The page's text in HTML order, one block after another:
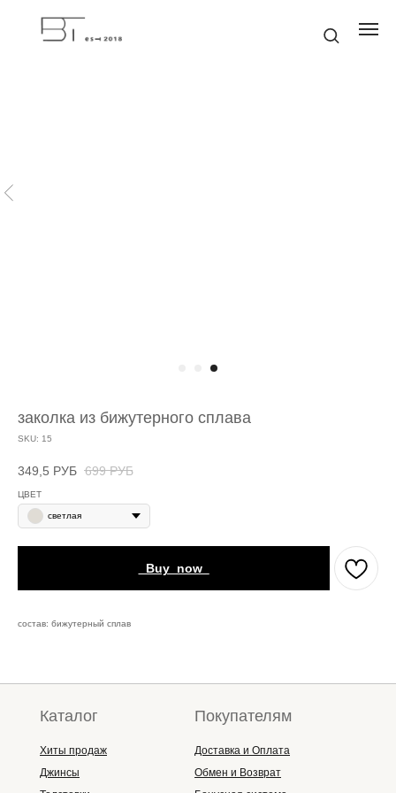
заколка из бижутерного сплава
SKU: 15
349,5 РУБ 699 РУБ
ЦВЕТ
светлая
_Buy_now_
состав: бижутерный сплав
Каталог
Хиты продаж
Джинсы
Доставка и Оплата
Обмен и Возврат
Покупателям